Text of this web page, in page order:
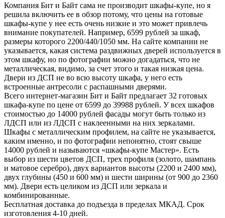
Компания Бит и Байт сама не производит шкафы-купе, но я
решила включить ее в обзор потому, что цены на готовые
шкафы-купе у нее есть очень низкие и это может привлечь
внимание покупателей. Например, 6599 рублей за шкаф,
размеры которого 2200/440/1050 мм. На сайте компании не
указывается, какая система раздвижных дверей используется в
этом шкафу, но по фотографии можно догадаться, что не
металлическая, видимо, за счет этого и такая низкая цена.
Двери из ДСП не во всю высоту шкафа, у него есть
встроенные антресоли с распашными дверями.
Всего интернет-магазин Бит и Байт предлагает 32 готовых
шкафа-купе по цене от 6599 до 39988 рублей. У всех шкафов
стоимостью до 14000 рублей фасады могут быть только из
ЛДСП или из ЛДСП с наклеенными на них зеркалами.
Шкафы с металлическим профилем, на сайте не указывается,
каким именно, и по фотографии непонятно, стоят свыше
14000 рублей и называются «шкафы-купе Мастер». Есть
выбор из шести цветов ДСП, трех профиля (золото, шампань
и матовое серебро), двух вариантов высоты (2200 и 2400 мм),
двух глубины (450 и 600 мм) и шести ширины (от 900 до 2360
мм). Двери есть целиком из ДСП или зеркала и
комбинированные.
Бесплатная доставка до подъезда в пределах МКАД. Срок
изготовления 4-10 дней.